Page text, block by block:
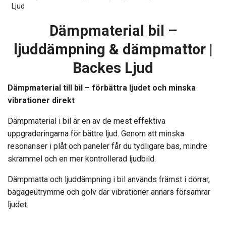
Ljud
Dämpmaterial bil –
ljuddämpning & dämpmattor |
Backes Ljud
Dämpmaterial till bil – förbättra ljudet och minska
vibrationer direkt
Dämpmaterial i bil är en av de mest effektiva
uppgraderingarna för bättre ljud. Genom att minska
resonanser i plåt och paneler får du tydligare bas, mindre
skrammel och en mer kontrollerad ljudbild.
Dämpmatta och ljuddämpning i bil används främst i dörrar,
bagageutrymme och golv där vibrationer annars försämrar
ljudet.